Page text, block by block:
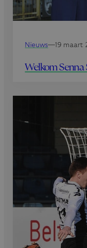
Nieuws—19 maart
Welkom Senna